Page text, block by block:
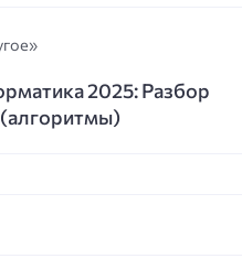
2025: Разбор
(алгоритмы)